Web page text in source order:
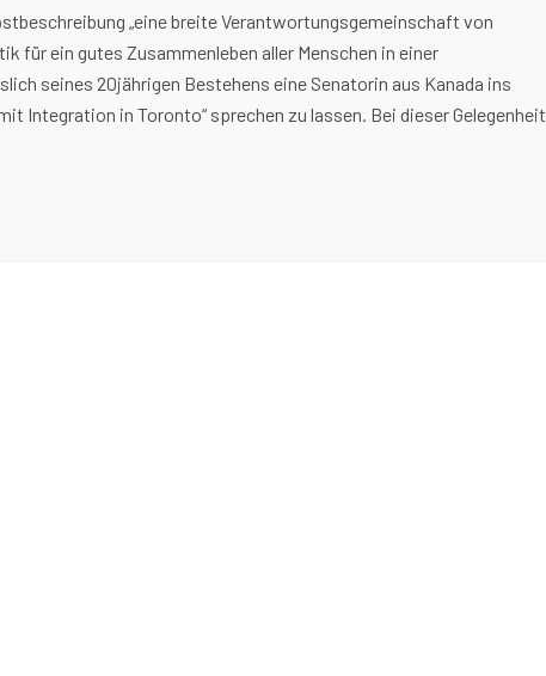
„eine breite Verantwortungsgemeinschaft von
für ein gutes Zusammenleben aller Menschen in einer
seines 20jährigen Bestehens eine Senatorin aus Kanada ins
Integration in Toronto“ sprechen zu lassen. Bei dieser Gelegenheit